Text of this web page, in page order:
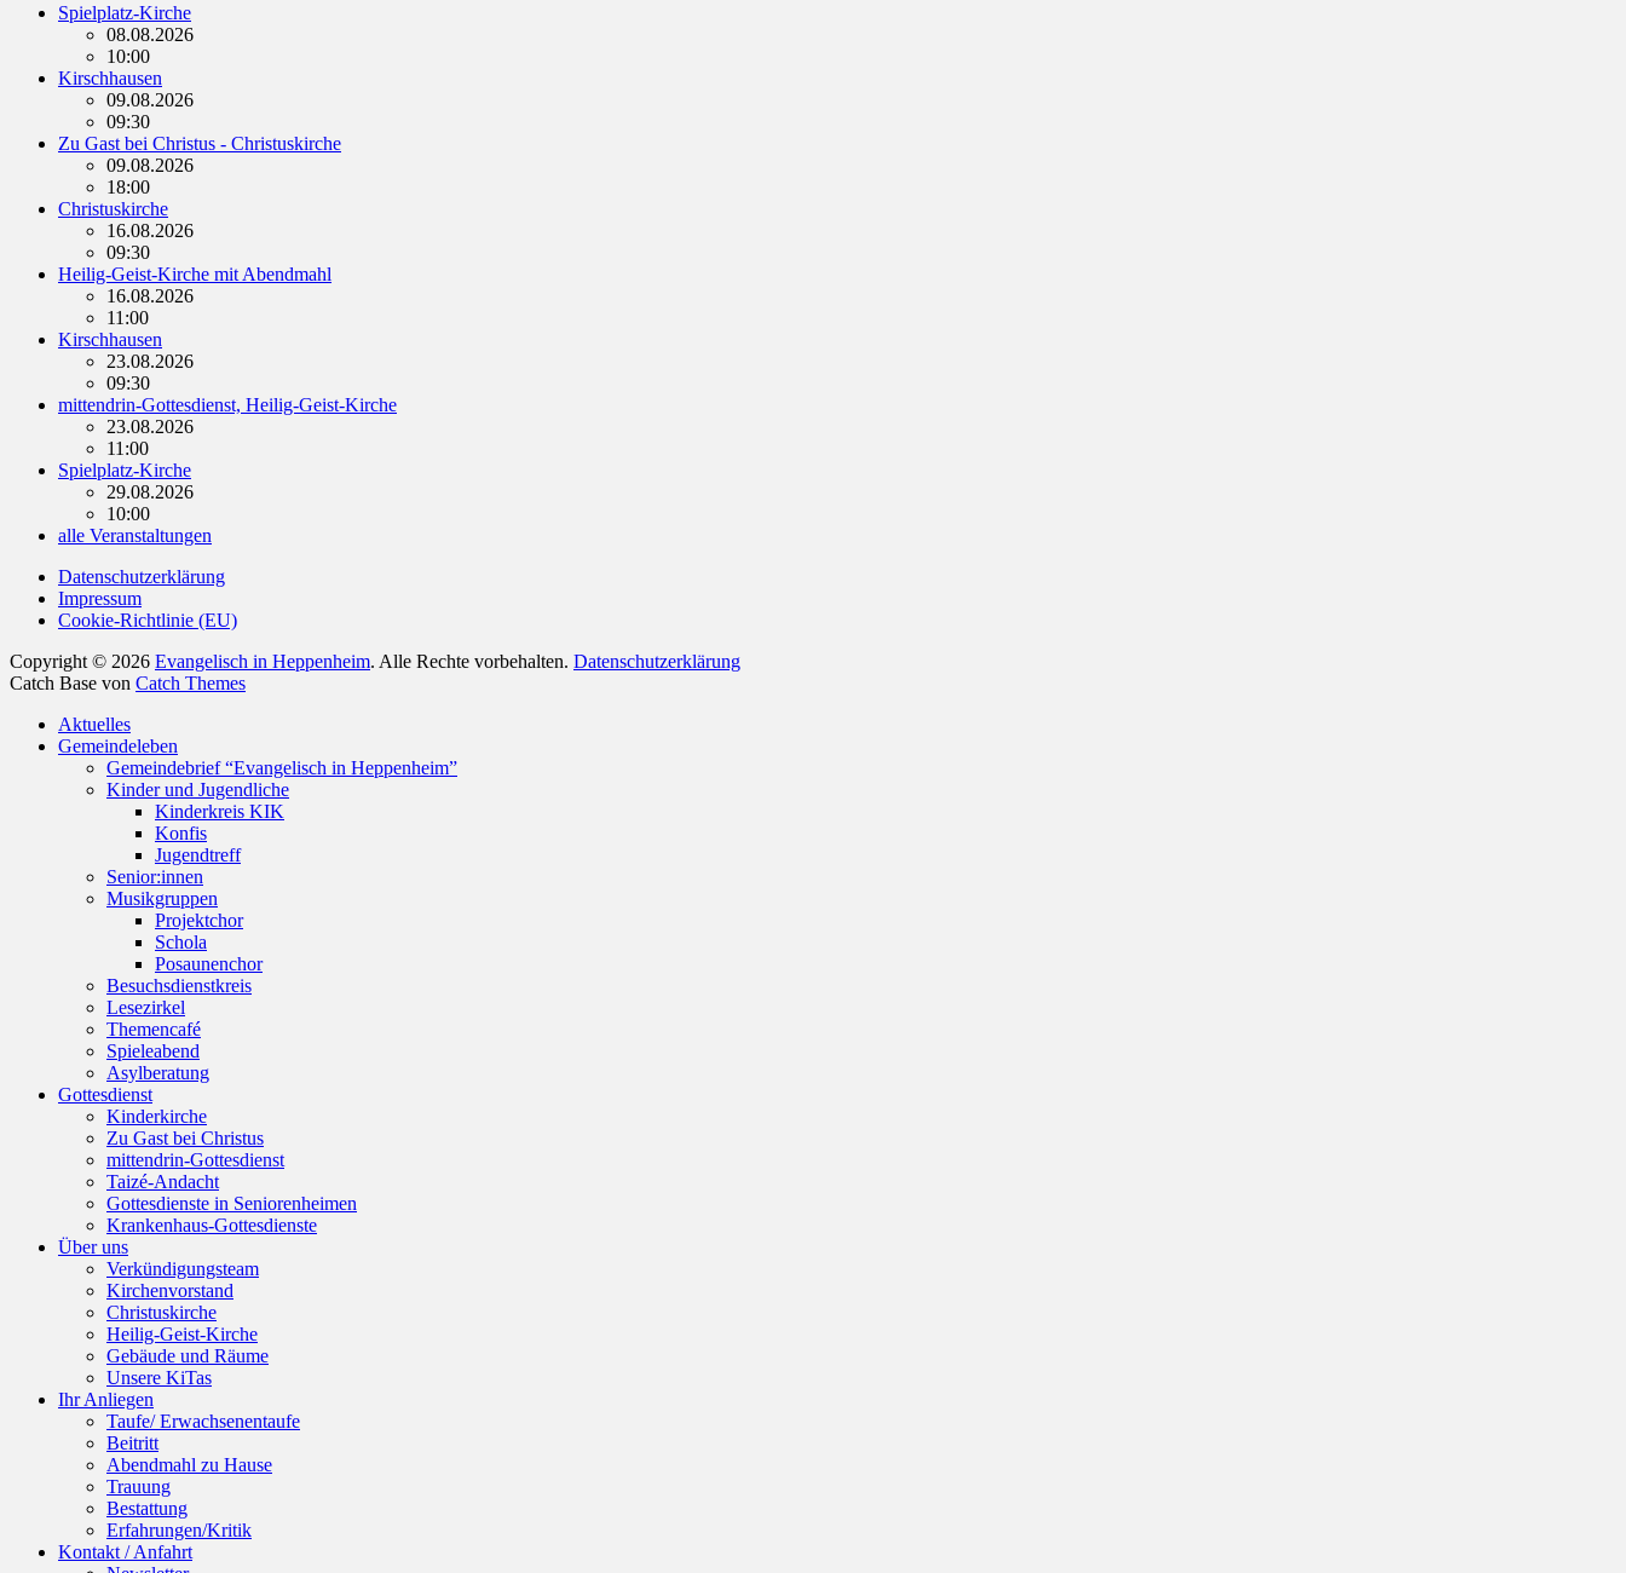
Spielplatz-Kirche
08.08.2026
10:00
Kirschhausen
09.08.2026
09:30
Zu Gast bei Christus - Christuskirche
09.08.2026
18:00
Christuskirche
16.08.2026
09:30
Heilig-Geist-Kirche mit Abendmahl
16.08.2026
11:00
Kirschhausen
23.08.2026
09:30
mittendrin-Gottesdienst, Heilig-Geist-Kirche
23.08.2026
11:00
Spielplatz-Kirche
29.08.2026
10:00
alle Veranstaltungen
Datenschutzerklärung
Impressum
Cookie-Richtlinie (EU)
Copyright © 2026 Evangelisch in Heppenheim. Alle Rechte vorbehalten. Datenschutzerklärung
Catch Base von Catch Themes
oben
scrollen
Aktuelles
Gemeindeleben
Gemeindebrief “Evangelisch in Heppenheim”
Kinder und Jugendliche
Kinderkreis KIK
Konfis
Jugendtreff
Senior:innen
Musikgruppen
Projektchor
Schola
Posaunenchor
Besuchsdienstkreis
Lesezirkel
Themencafé
Spieleabend
Asylberatung
Gottesdienst
Kinderkirche
Zu Gast bei Christus
mittendrin-Gottesdienst
Taizé-Andacht
Gottesdienste in Seniorenheimen
Krankenhaus-Gottesdienste
Über uns
Verkündigungsteam
Kirchenvorstand
Christuskirche
Heilig-Geist-Kirche
Gebäude und Räume
Unsere KiTas
Ihr Anliegen
Taufe/ Erwachsenentaufe
Beitritt
Abendmahl zu Hause
Trauung
Bestattung
Erfahrungen/Kritik
Kontakt / Anfahrt